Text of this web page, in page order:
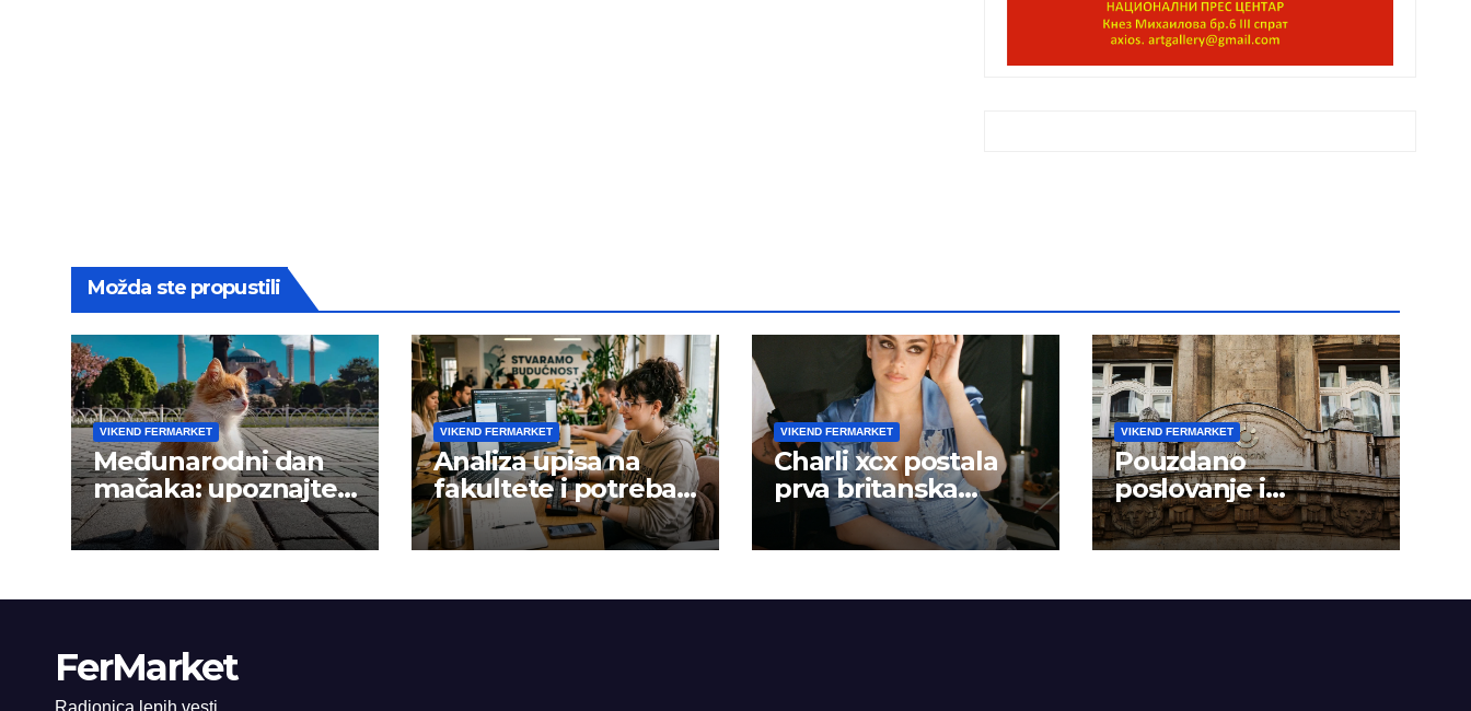
Možda ste propustili
VIKEND FERMARKET
Međunarodni dan
mačaka: upoznajte
istanbulske mace
VIKEND FERMARKET
Analiza upisa na
fakultete i potreba
tržišta rada
VIKEND FERMARKET
Charli xcx postala
prva britanska
pevačica sa dva
albuma na prvom
kalendarskoj godini
VIKEND FERMARKET
Pouzdano
poslovanje i
kontinuitet rasta
FerMarket
Radionica lepih vesti